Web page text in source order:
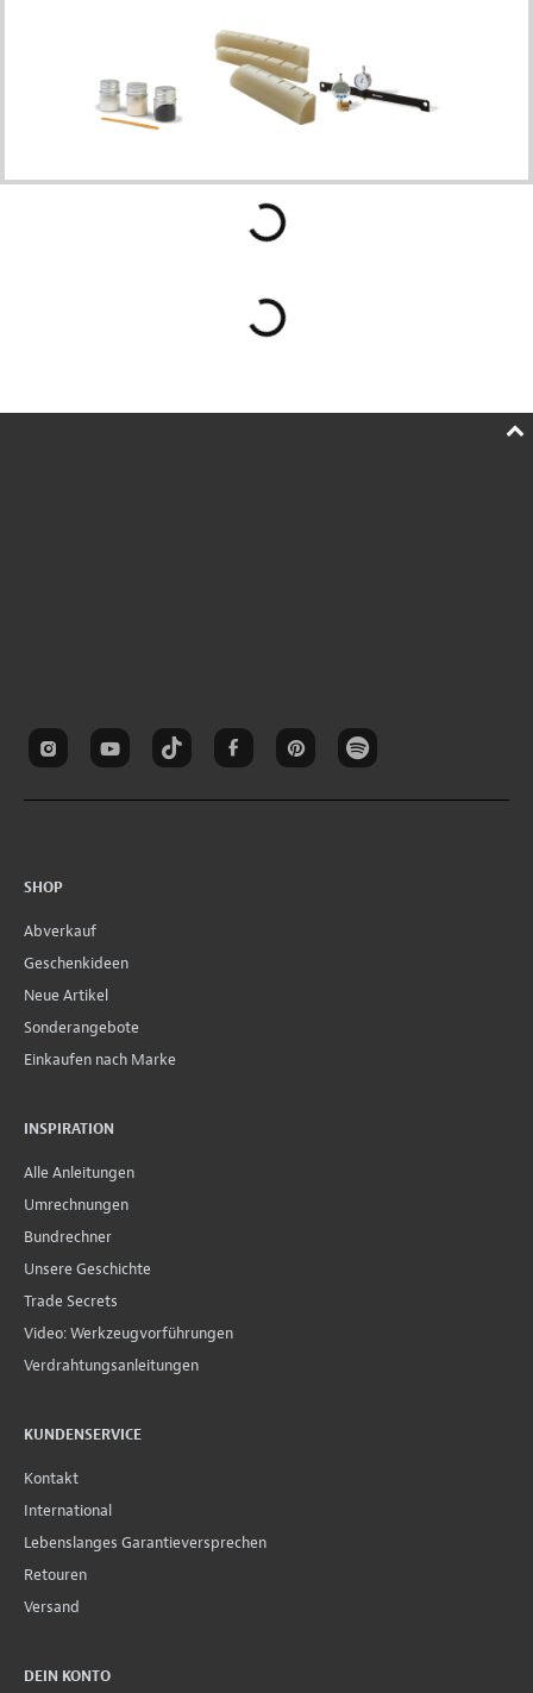
SHOP
Abverkauf
Geschenkideen
Neue Artikel
Sonderangebote
Einkaufen nach Marke
INSPIRATION
Alle Anleitungen
Umrechnungen
Bundrechner
Unsere Geschichte
Trade Secrets
Video: Werkzeugvorführungen
Verdrahtungsanleitungen
KUNDENSERVICE
Kontakt
International
Lebenslanges Garantieversprechen
Retouren
Versand
DEIN KONTO